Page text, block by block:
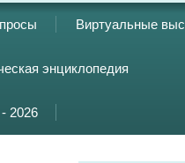
Виртуальные
энциклопедия
2026